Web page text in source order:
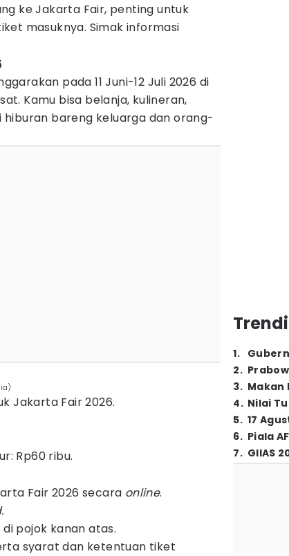
ke Jakarta Fair, penting untuk
masuknya. Simak informasi
pada 11 Juni-12 Juli 2026 di
Kamu bisa belanja, kulineran,
bareng keluarga dan orang-
Jakarta Fair 2026.
Rp60 ribu.
Fair 2026 secara online.
pojok kanan atas.
syarat dan ketentuan tiket
1.
2.
3. Makan
4. Nilai
5. 17
6. Piala
7. GIIAS